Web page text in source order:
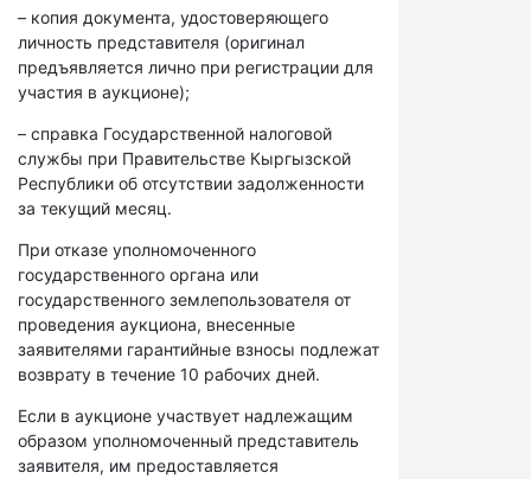
– копия документа, удостоверяющего
личность представителя (оригинал
предъявляется лично при регистрации для
участия в аукционе);
– справка Государственной налоговой
службы при Правительстве Кыргызской
Республики об отсутствии задолженности
за текущий месяц.
При отказе уполномоченного
государственного органа или
государственного землепользователя от
проведения аукциона, внесенные
заявителями гарантийные взносы подлежат
возврату в течение 10 рабочих дней.
Если в аукционе участвует надлежащим
образом уполномоченный представитель
заявителя, им предоставляется